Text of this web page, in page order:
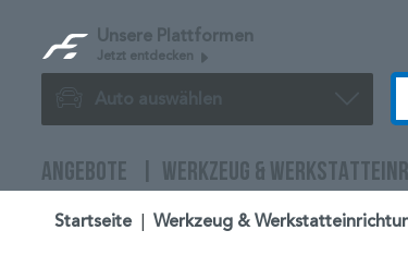
Unsere Plattformen
Jetzt entdecken
Auto auswählen
ANGEBOTE WERKZEUG &
Startseite Werkzeug &